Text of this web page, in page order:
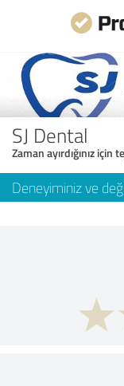
SJ Dental
Zaman ayırdığınız
Deneyiminiz ve